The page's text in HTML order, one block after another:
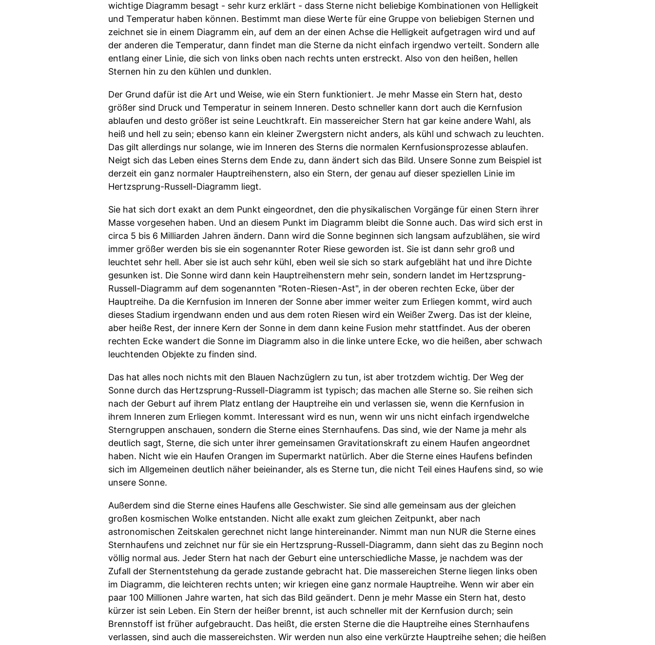
wichtige Diagramm besagt - sehr kurz erklärt - dass Sterne nicht beliebige Kombinationen von Helligkeit
und Temperatur haben können. Bestimmt man diese Werte für eine Gruppe von beliebigen Sternen und
zeichnet sie in einem Diagramm ein, auf dem an der einen Achse die Helligkeit aufgetragen wird und auf
der anderen die Temperatur, dann findet man die Sterne da nicht einfach irgendwo verteilt. Sondern alle
entlang einer Linie, die sich von links oben nach rechts unten erstreckt. Also von den heißen, hellen
Sternen hin zu den kühlen und dunklen.
Der Grund dafür ist die Art und Weise, wie ein Stern funktioniert. Je mehr Masse ein Stern hat, desto
größer sind Druck und Temperatur in seinem Inneren. Desto schneller kann dort auch die Kernfusion
ablaufen und desto größer ist seine Leuchtkraft. Ein massereicher Stern hat gar keine andere Wahl, als
heiß und hell zu sein; ebenso kann ein kleiner Zwergstern nicht anders, als kühl und schwach zu leuchten.
Das gilt allerdings nur solange, wie im Inneren des Sterns die normalen Kernfusionsprozesse ablaufen.
Neigt sich das Leben eines Sterns dem Ende zu, dann ändert sich das Bild. Unsere Sonne zum Beispiel ist
derzeit ein ganz normaler Hauptreihenstern, also ein Stern, der genau auf dieser speziellen Linie im
Hertzsprung-Russell-Diagramm liegt.
Sie hat sich dort exakt an dem Punkt eingeordnet, den die physikalischen Vorgänge für einen Stern ihrer
Masse vorgesehen haben. Und an diesem Punkt im Diagramm bleibt die Sonne auch. Das wird sich erst in
circa 5 bis 6 Milliarden Jahren ändern. Dann wird die Sonne beginnen sich langsam aufzublähen, sie wird
immer größer werden bis sie ein sogenannter Roter Riese geworden ist. Sie ist dann sehr groß und
leuchtet sehr hell. Aber sie ist auch sehr kühl, eben weil sie sich so stark aufgebläht hat und ihre Dichte
gesunken ist. Die Sonne wird dann kein Hauptreihenstern mehr sein, sondern landet im Hertzsprung-
Russell-Diagramm auf dem sogenannten "Roten-Riesen-Ast", in der oberen rechten Ecke, über der
Hauptreihe. Da die Kernfusion im Inneren der Sonne aber immer weiter zum Erliegen kommt, wird auch
dieses Stadium irgendwann enden und aus dem roten Riesen wird ein Weißer Zwerg. Das ist der kleine,
aber heiße Rest, der innere Kern der Sonne in dem dann keine Fusion mehr stattfindet. Aus der oberen
rechten Ecke wandert die Sonne im Diagramm also in die linke untere Ecke, wo die heißen, aber schwach
leuchtenden Objekte zu finden sind.
Das hat alles noch nichts mit den Blauen Nachzüglern zu tun, ist aber trotzdem wichtig. Der Weg der
Sonne durch das Hertzsprung-Russell-Diagramm ist typisch; das machen alle Sterne so. Sie reihen sich
nach der Geburt auf ihrem Platz entlang der Hauptreihe ein und verlassen sie, wenn die Kernfusion in
ihrem Inneren zum Erliegen kommt. Interessant wird es nun, wenn wir uns nicht einfach irgendwelche
Sterngruppen anschauen, sondern die Sterne eines Sternhaufens. Das sind, wie der Name ja mehr als
deutlich sagt, Sterne, die sich unter ihrer gemeinsamen Gravitationskraft zu einem Haufen angeordnet
haben. Nicht wie ein Haufen Orangen im Supermarkt natürlich. Aber die Sterne eines Haufens befinden
sich im Allgemeinen deutlich näher beieinander, als es Sterne tun, die nicht Teil eines Haufens sind, so wie
unsere Sonne.
Außerdem sind die Sterne eines Haufens alle Geschwister. Sie sind alle gemeinsam aus der gleichen
großen kosmischen Wolke entstanden. Nicht alle exakt zum gleichen Zeitpunkt, aber nach
astronomischen Zeitskalen gerechnet nicht lange hintereinander. Nimmt man nun NUR die Sterne eines
Sternhaufens und zeichnet nur für sie ein Hertzsprung-Russell-Diagramm, dann sieht das zu Beginn noch
völlig normal aus. Jeder Stern hat nach der Geburt eine unterschiedliche Masse, je nachdem was der
Zufall der Sternentstehung da gerade zustande gebracht hat. Die massereichen Sterne liegen links oben
im Diagramm, die leichteren rechts unten; wir kriegen eine ganz normale Hauptreihe. Wenn wir aber ein
paar 100 Millionen Jahre warten, hat sich das Bild geändert. Denn je mehr Masse ein Stern hat, desto
kürzer ist sein Leben. Ein Stern der heißer brennt, ist auch schneller mit der Kernfusion durch; sein
Brennstoff ist früher aufgebraucht. Das heißt, die ersten Sterne die die Hauptreihe eines Sternhaufens
verlassen, sind auch die massereichsten. Wir werden nun also eine verkürzte Hauptreihe sehen; die heißen